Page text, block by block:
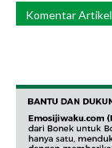
Komentar Artikel